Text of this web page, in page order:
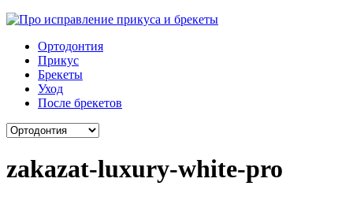
Ортодонтия
Прикус
Брекеты
Уход
После брекетов
zakazat-luxury-white-pro